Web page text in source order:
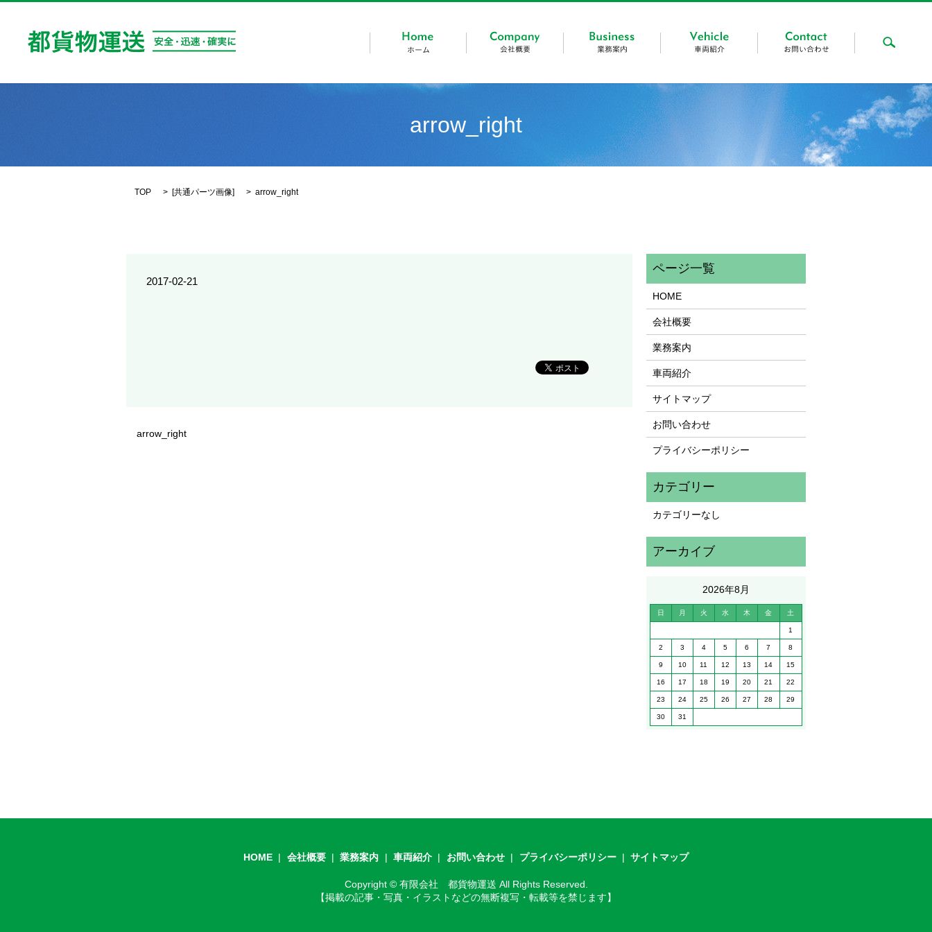
arrow_right
TOP [共通パーツ画像] arrow_right
2017-02-21
arrow_right
HOME
会社概要
業務案内
車両紹介
サイトマップ
お問い合わせ
プライバシーポリシー
カテゴリーなし
2026年8月
日 月 火 水 木 金 土
1
2 3 4 5 6 7 8
9 10 11 12 13 14 15
16 17 18 19 20 21 22
23 24 25 26 27 28 29
30 31
HOME 会社概要 業務案内 車両紹介 お問い合わせ プライバシーポリシー サイトマップ
Copyright © 有限会社 都貨物運送 All Rights Reserved.
【掲載の記事・写真・イラストなどの無断複写・転載等を禁じます】